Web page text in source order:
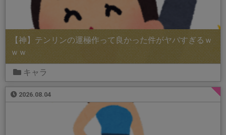
【神】テンリンの運極作って良かった件がヤバすぎるｗ
ｗｗ
キャラ
2026.08.04